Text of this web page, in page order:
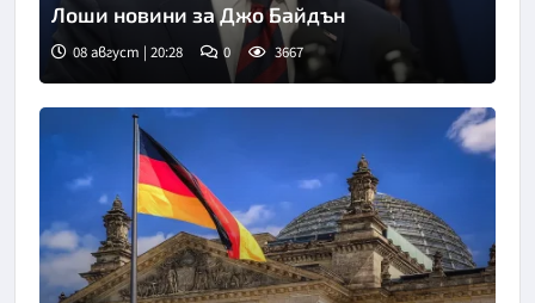
Лоши новини за Джо Байдън
08 август | 20:28 0 3667